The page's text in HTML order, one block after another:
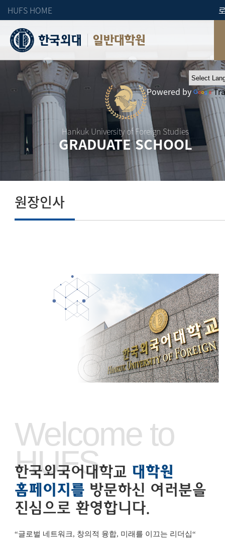
HUFS HOME
일반대학원
Hankuk University of Foreign Studies
GRADUATE SCHOOL
Powered by
원장인사
Welcome to
HUFS
한국외국어대학교 대학원
홈페이지를 방문하신 여러분을
진심으로 환영합니다.
“글로벌 네트워크, 창의적 융합, 미래를 이끄는 리더십“